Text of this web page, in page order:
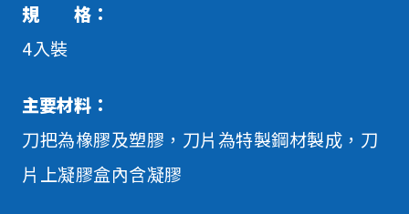
規 格：
4入裝
主要材料：
刀把為橡膠及塑膠，刀片為特製鋼材製成，刀
片上凝膠盒內含凝膠